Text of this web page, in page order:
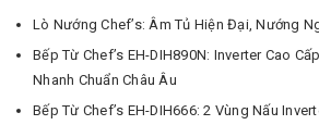
Lò Nướng Chef’s: Âm Tủ Hiện Đại, Nướng
Bếp Từ Chef’s EH-DIH890N: Inverter Cao
Nhanh Chuẩn Châu Âu
Bếp Từ Chef’s EH-DIH666: 2 Vùng Nấu